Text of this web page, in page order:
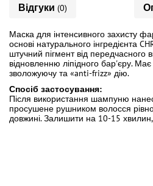
Відгуки (0)
Маска для інтенсивного захисту
основі натурального інгредієнта
штучний пігмент від передчасного
відновленню ліпідного бар'єру.
зволожуючу та «anti-frizz» дію.
Спосіб застосування:
Після використання шампуню
просушене рушником волосся
довжині. Залишити на 10-15